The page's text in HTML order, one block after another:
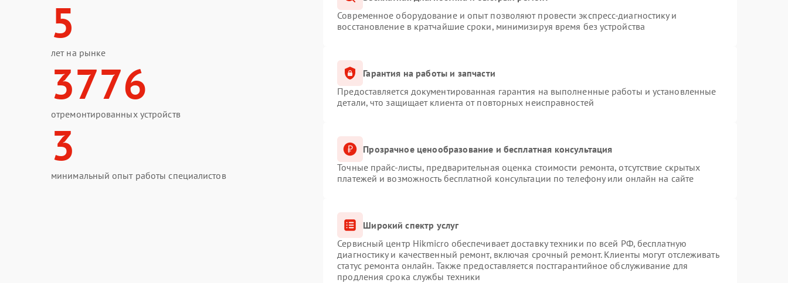
5
лет на рынке
3776
отремонтированных устройств
3
минимальный опыт работы специалистов
Современное оборудование и опыт позволяют провести экспресс-диагностику и
восстановление в кратчайшие сроки, минимизируя время без устройства
Гарантия на работы и запчасти
Предоставляется документированная гарантия на выполненные работы и установленные
детали, что защищает клиента от повторных неисправностей
Прозрачное ценообразование и бесплатная консультация
Точные прайс-листы, предварительная оценка стоимости ремонта, отсутствие скрытых
платежей и возможность бесплатной консультации по телефону или онлайн на сайте
Широкий спектр услуг
Сервисный центр Hikmicro обеспечивает доставку техники по всей РФ, бесплатную
диагностику и качественный ремонт, включая срочный ремонт. Клиенты могут отслеживать
статус ремонта онлайн. Также предоставляется постгарантийное обслуживание для
продления срока службы техники